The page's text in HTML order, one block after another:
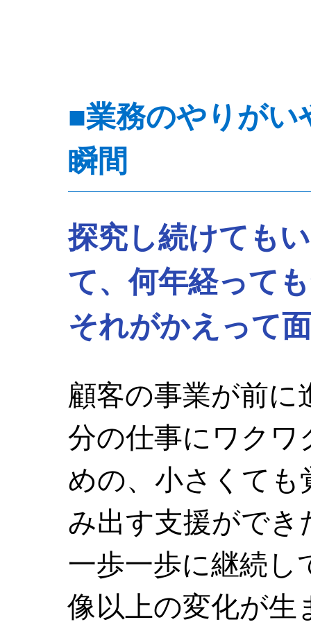
■業務のやりがい
瞬間
探究し続けても
て、何年経って
それがかえって
顧客の事業が前に
分の仕事にワク
めの、小さくても
み出す支援がで
一歩一歩に継続し
像以上の変化が生